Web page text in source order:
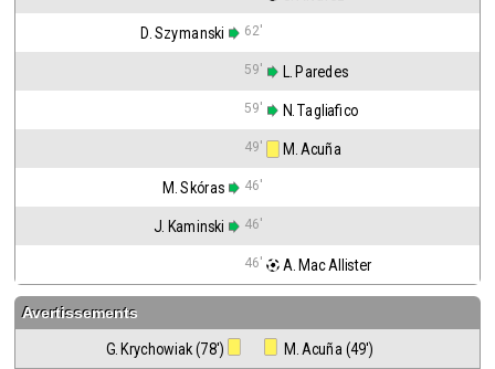
D. Szymanski 62'
59' L. Paredes
59' N. Tagliafico
49' M. Acuña
M. Skóras 46'
J. Kaminski 46'
46' A. Mac Allister
Avertissements
G. Krychowiak (78') M. Acuña (49')